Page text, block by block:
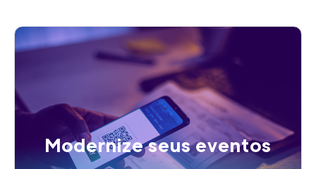
Modernize seus eventos